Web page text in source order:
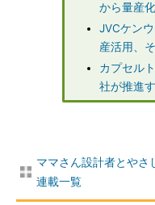
から量産
JVCケン
産活用、
カプセル
社が推進
ママさん設計者とやさ
連載一覧